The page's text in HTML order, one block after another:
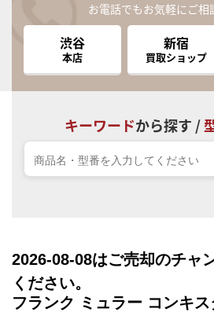
お電話でもお気軽にご相
渋谷
本店
新宿
買取ショップ
キーワードから探す /
2026-08-08はご売却のチャ
ください。
フランク ミュラー コンキ